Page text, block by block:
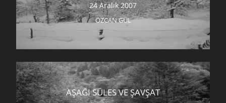
24 Aralık 2007
ÖZCAN GÜL
AŞAĞI SÜLES VE ŞAVŞAT